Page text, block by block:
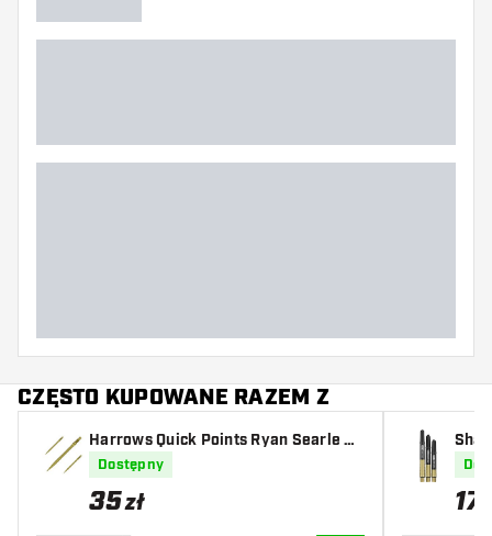
CZĘSTO KUPOWANE RAZEM Z
Harrows Quick Points Ryan Searle He
avy Metal Grip Gold
Dostępny
35zł 17